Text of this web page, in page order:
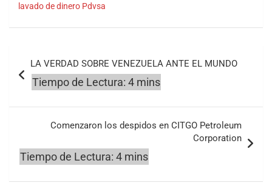
lavado de dinero Pdvsa
de
entradas
LA VERDAD SOBRE VENEZUELA ANTE EL MUNDO
Comenzaron los despidos en CITGO Petroleum
Corporation